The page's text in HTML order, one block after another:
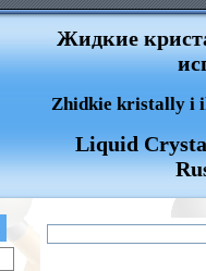
Жидкие
Zhidkie kristally i
Liquid